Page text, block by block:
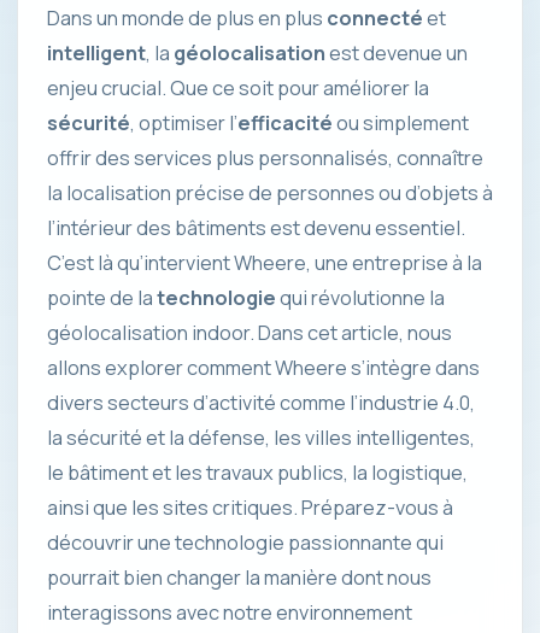
Dans un monde de plus en plus connectéet
intelligent, la géolocalisationest devenue un
enjeu crucial. Que ce soit pour améliorer la
sécurité, optimiser l’efficacitéou simplement
offrir des services plus personnalisés, connaître
la localisation précise de personnes ou d’objets à
l’intérieur des bâtiments est devenu essentiel.
C’est là qu’intervient Wheere, une entreprise à la
pointe de latechnologiequi révolutionne la
géolocalisation indoor. Dans cet article, nous
allons explorer comment Wheere s’intègre dans
divers secteurs d’activité comme l’industrie 4.0,
la sécurité et la défense, les villes intelligentes,
le bâtiment et les travaux publics, la logistique,
ainsi que les sites critiques. Préparez-vous à
découvrir une technologie passionnante qui
pourrait bien changer la manière dont nous
interagissons avec notre environnement